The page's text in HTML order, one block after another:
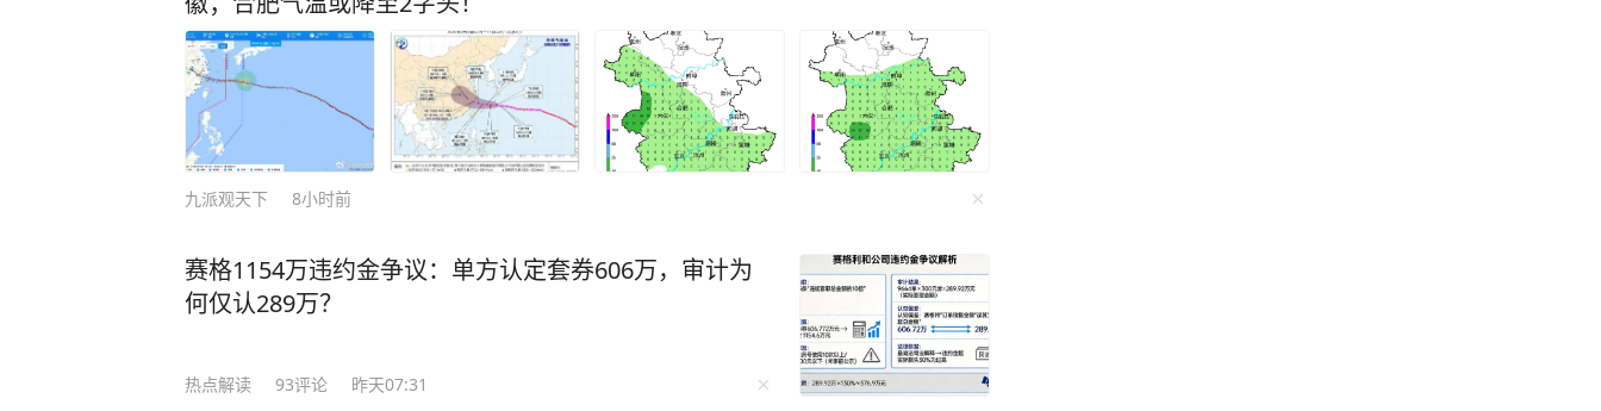
九派观天下 8小时前
赛格1154万违约金争议：单方认定套券606万，审计为
何仅认289万？
热点解读 93评论 昨天07:31